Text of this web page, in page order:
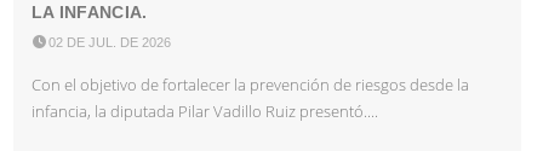
LA INFANCIA.
02 DE JUL. DE 2026
Con el objetivo de fortalecer la prevención de riesgos desde la
infancia, la diputada Pilar Vadillo Ruiz presentó....